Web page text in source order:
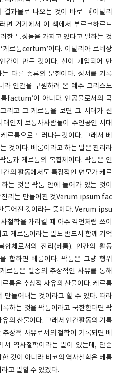
결과물로 나오는 것이 바로 《이탈리
면 거기에서 이 책에서 부르크하르트
한 특징들을 가지고 있다고 말하는 것
르툼certum’이다. 이탈리아 르네상
간이 만든 것이다. 신이 개입되어 만
다른 종류의 문헌이다. 성서를 기록
라 인간을 구원하려 온 예수 그리스도
factum’이 아니다. 인공물로서의 국
리고 그 케르툼을 보면 그 시대가 신
인지 보통사사람들이 주인공인 시대
르툼으로 드러나는 것이다. 그래서 베
것이다. 베룸이라고 하는 말은 진리라
툼과 케르툼의 복합체이다. 팍툼은 인
의 활동에서도 특징적인 면모가 케르
는 것은 팍툼 안에 들어가 있는 것이
진리는 만들어진 것Verum ipsum fac
어진 것이라는 뜻이다. Verum ipsu
학을 가리킬 때 아주 격언처럼 쓰이
케르툼이라는 말도 반드시 함께 기억
체로서의 진리(베룸). 인간의 활동
합하면 베룸이다. 팍툼은 그냥 행위
르툼은 일종의 추상적인 사유를 통해
툼은 추상적 사유의 산물이다. 케르툼
만들어내는 것이라고 할 수 있다. 따라
하는 것을 팍툼이라고 국한한다면 팍
의 산물이다. 그래서 인간활동의 기록
상적 사유로서의 철학이 기록되면 베
서 역사철학이라는 말이 있는데, 단순
것이 아니라 비코의 역사철학은 베룸
고 말할 수 있겠다.